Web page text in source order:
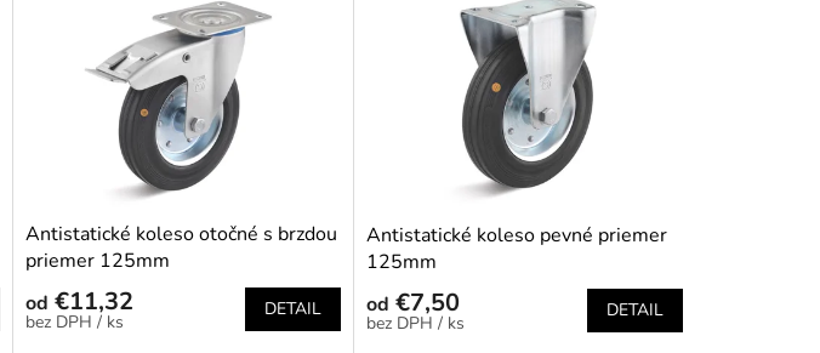
Antistatické koleso otočné s brzdou
priemer 125mm
od €11,32
/ ks
DETAIL
Antistatické koleso pevné priemer
125mm
od €7,50
/ ks
DETAIL